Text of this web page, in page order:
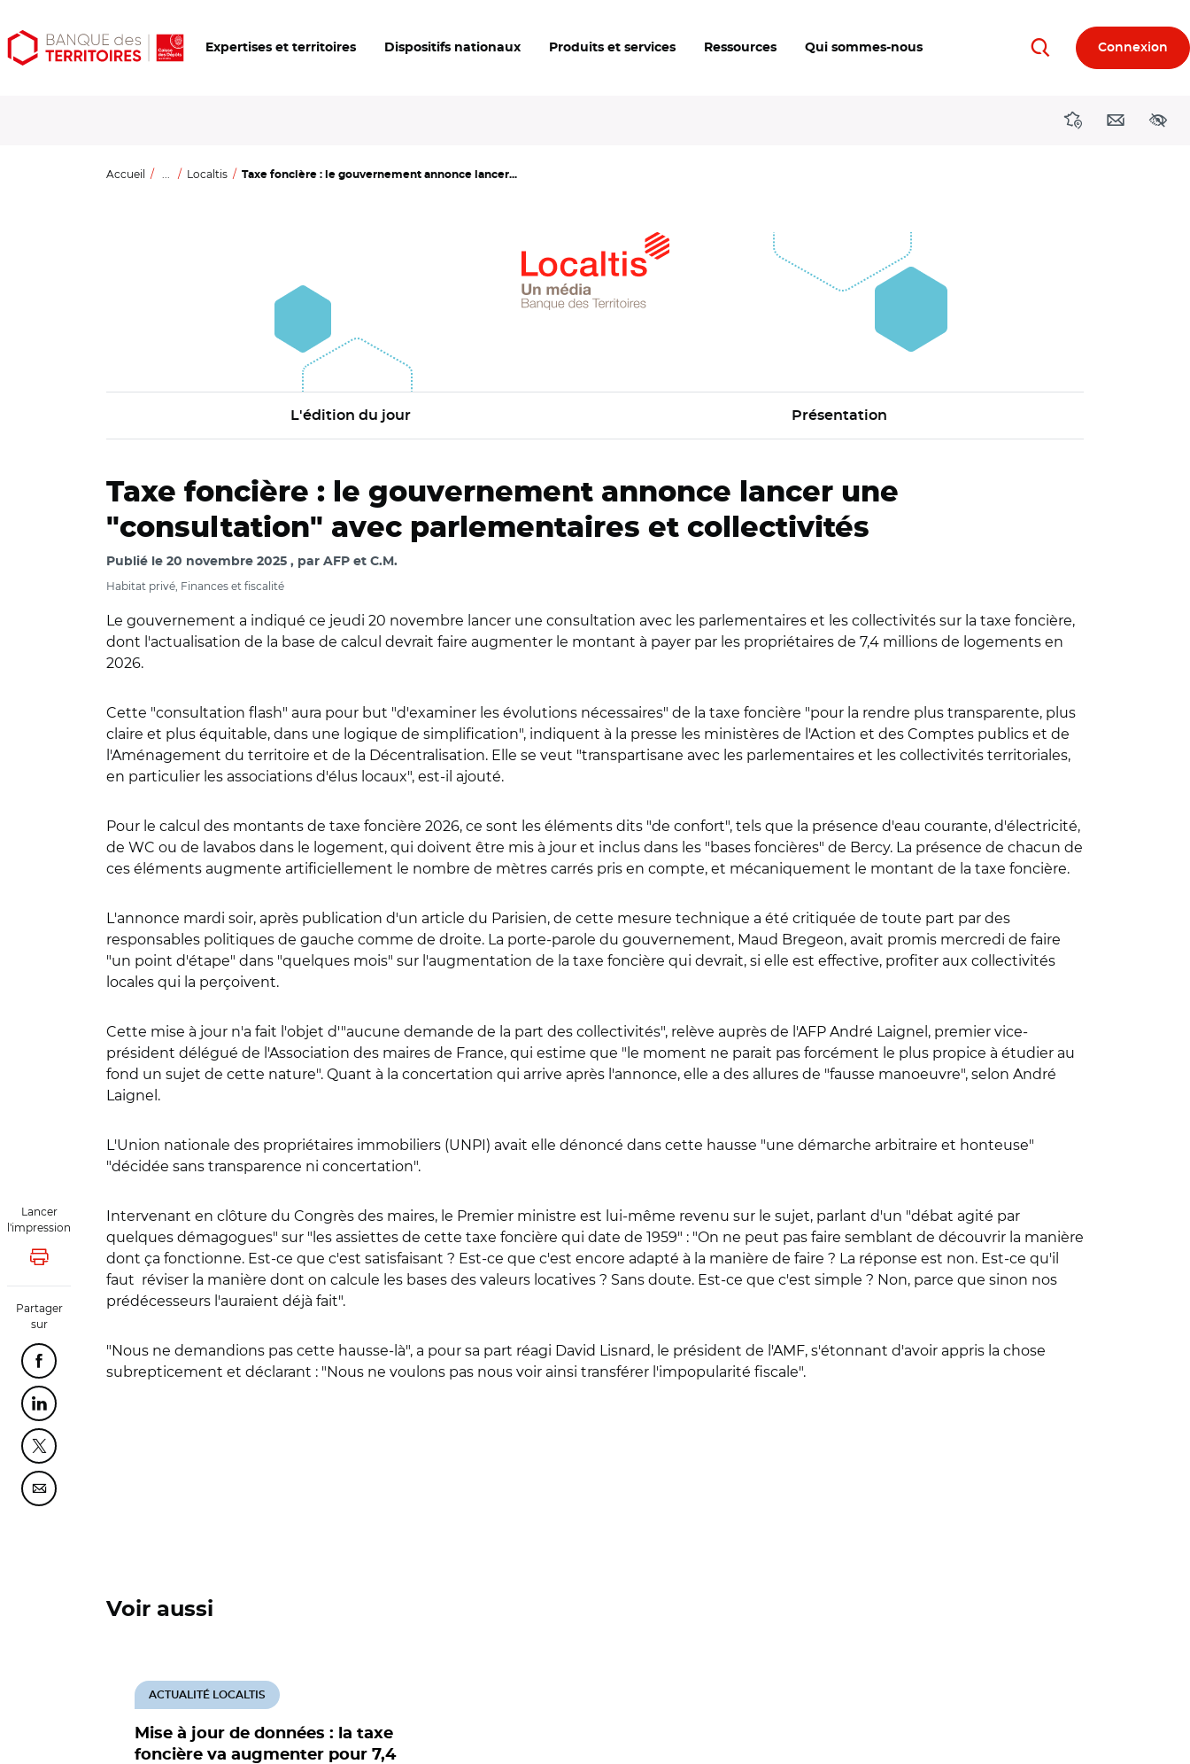
Aller
au
Aller
au
Ouvrir
les
Expertises et territoires Dispositifs nationaux Produits et services Ressources Qui sommes-nous RechercherConnexion
DirectionsContact
Accueil ... Localtis Taxe foncière : le gouvernement annonce lancer...
L'édition du jour Présentation
Lancer
l'impression
Lancer l'impression
Partager
sur
Partager cette page sur Facebook
Partager cette page sur Linkedin
Partager cette page sur Twitter
Partager cette page sur Courriel
Taxe foncière : le gouvernement annonce lancer une
"consultation" avec parlementaires et collectivités
Publié le 20 novembre 2025 par AFP et C.M.
Habitat privé, Finances et fiscalité
Le gouvernement a indiqué ce jeudi 20 novembre lancer une consultation avec les parlementaires et les collectivités sur la taxe foncière,
dont l'actualisation de la base de calcul devrait faire augmenter le montant à payer par les propriétaires de 7,4 millions de logements en
2026.
Cette "consultation flash" aura pour but "d'examiner les évolutions nécessaires" de la taxe foncière "pour la rendre plus transparente, plus
claire et plus équitable, dans une logique de simplification", indiquent à la presse les ministères de l'Action et des Comptes publics et de
l'Aménagement du territoire et de la Décentralisation. Elle se veut "transpartisane avec les parlementaires et les collectivités territoriales,
en particulier les associations d'élus locaux", est-il ajouté.
Pour le calcul des montants de taxe foncière 2026, ce sont les éléments dits "de confort", tels que la présence d'eau courante, d'électricité,
de WC ou de lavabos dans le logement, qui doivent être mis à jour et inclus dans les "bases foncières" de Bercy. La présence de chacun de
ces éléments augmente artificiellement le nombre de mètres carrés pris en compte, et mécaniquement le montant de la taxe foncière.
L'annonce mardi soir, après publication d'un article du Parisien, de cette mesure technique a été critiquée de toute part par des
responsables politiques de gauche comme de droite. La porte-parole du gouvernement, Maud Bregeon, avait promis mercredi de faire
"un point d'étape" dans "quelques mois" sur l'augmentation de la taxe foncière qui devrait, si elle est effective, profiter aux collectivités
locales qui la perçoivent.
Cette mise à jour n'a fait l'objet d'"aucune demande de la part des collectivités", relève auprès de l'AFP André Laignel, premier vice-
président délégué de l'Association des maires de France, qui estime que "le moment ne parait pas forcément le plus propice à étudier au
fond un sujet de cette nature". Quant à la concertation qui arrive après l'annonce, elle a des allures de "fausse manoeuvre", selon André
Laignel.
L'Union nationale des propriétaires immobiliers (UNPI) avait elle dénoncé dans cette hausse "une démarche arbitraire et honteuse"
"décidée sans transparence ni concertation".
Intervenant en clôture du Congrès des maires, le Premier ministre est lui-même revenu sur le sujet, parlant d'un "débat agité par
quelques démagogues" sur "les assiettes de cette taxe foncière qui date de 1959" : "On ne peut pas faire semblant de découvrir la manière
dont ça fonctionne. Est-ce que c'est satisfaisant ? Est-ce que c'est encore adapté à la manière de faire ? La réponse est non. Est-ce qu'il
faut réviser la manière dont on calcule les bases des valeurs locatives ? Sans doute. Est-ce que c'est simple ? Non, parce que sinon nos
prédécesseurs l'auraient déjà fait".
"Nous ne demandions pas cette hausse-là", a pour sa part réagi David Lisnard, le président de l'AMF, s'étonnant d'avoir appris la chose
subrepticement et déclarant : "Nous ne voulons pas nous voir ainsi transférer l'impopularité fiscale".
Voir aussi
Mise à jour de données : la taxe
foncière va augmenter pour 7,4
ACTUALITÉ LOCALTIS